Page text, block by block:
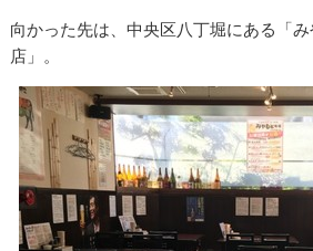
向かった先は、中央区八丁堀にある「
店」。